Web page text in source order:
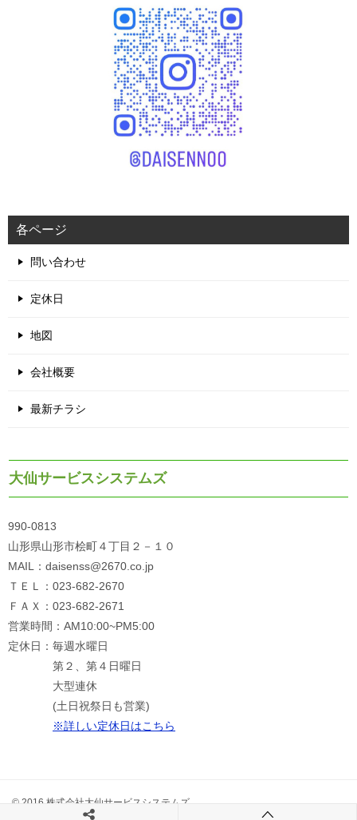
各ページ
問い合わせ
定休日
地図
会社概要
最新チラシ
大仙サービスシステムズ
990-0813
山形県山形市桧町４丁目２－１０
MAIL：daisenss@2670.co.jp
ＴＥＬ：023-682-2670
ＦＡＸ：023-682-2671
営業時間：AM10:00~PM5:00
定休日：毎週水曜日
第２、第４日曜日
大型連休
(土日祝祭日も営業)
※詳しい定休日はこちら
© 2016 株式会社大仙サービスシステムズ